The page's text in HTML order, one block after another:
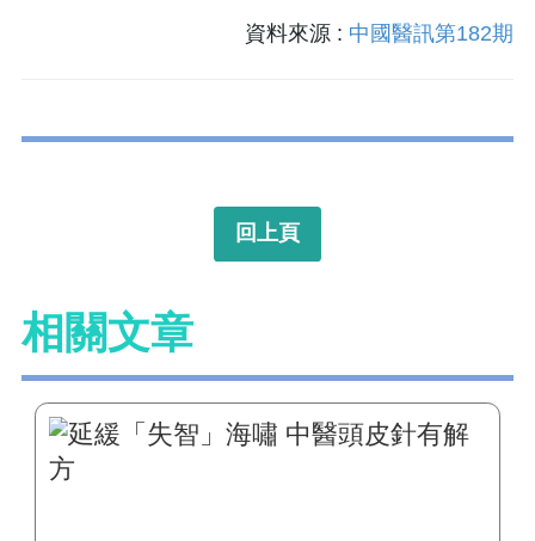
資料來源 : 中國醫訊第182期
回上頁
相關文章